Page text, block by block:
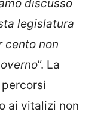
discusso
legislatura
cento non
”. La
ai vitalizi non